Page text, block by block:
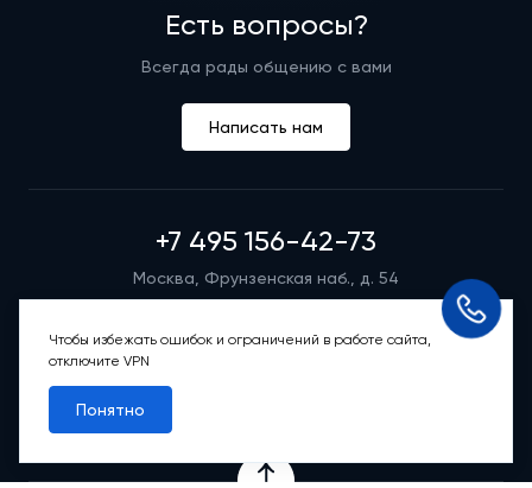
Есть вопросы?
Всегда рады общению с вами
Написать нам
+7 495 156-42-73
Москва, Фрунзенская наб., д. 54
Режим работы группы телефонных продаж
Пн-вс: 9:00 – 21:00
Чтобы избежать ошибок и ограничений в работе сайта,
отключите VPN
Понятно